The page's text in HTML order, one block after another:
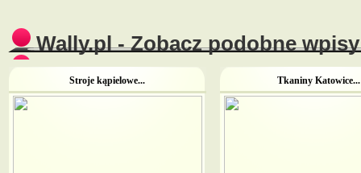
Wally.pl - Zobacz podobne
Stroje kąpielowe... Tkaniny Katowice...